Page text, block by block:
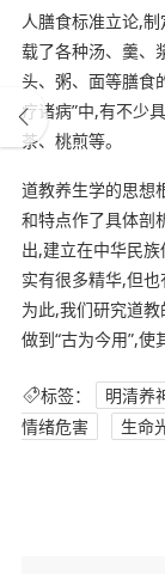
人膳食标准立论,
载了各种汤、羹、
头、粥、面等膳食
疗诸病”中,有不少
茶、桃煎等。
道教养生学的思想
和特点作了具体剖
出,建立在中华民
实有很多精华,但也
为此,我们研究道
做到“古为今用”,使
标签： 明清养
情绪危害
生命